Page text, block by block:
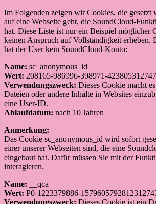
Im Folgenden zeigen wir Cookies, die gesetzt
auf eine Webseite geht, die SoundCloud-
hat. Diese Liste ist nur ein Beispiel möglicher
keinen Anspruch auf Vollständigkeit erheben.
hat der User kein SoundCloud-Konto:
Name: sc_anonymous_id
Wert: 208165-986996-398971-
Verwendungszweck: Dieses Cookie macht
Dateien oder andere Inhalte in Websites
eine User-ID.
Ablaufdatum: nach 10 Jahren
Anmerkung:
Das Cookie sc_anonymous_id wird sofort
einer unserer Webseiten sind, die eine
eingebaut hat. Dafür müssen Sie mit der
interagieren.
Name:
__qca
Wert: P0-1223379886-
Verwendungszweck: Dieses Cookie ist ein